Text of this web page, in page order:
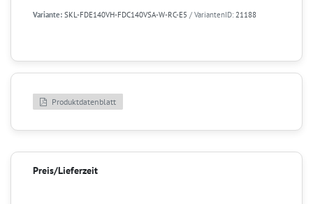
Variante: SKL-FDE140VH-FDC140VSA-W-RC-E5 / VariantenID: 21188
Produktdatenblatt
Preis/Lieferzeit